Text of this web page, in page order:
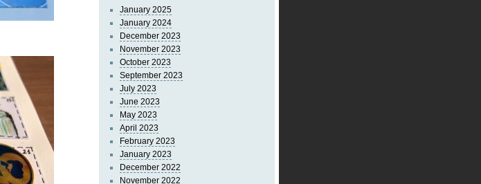
January 2025
January 2024
December 2023
November 2023
October 2023
September 2023
July 2023
June 2023
May 2023
April 2023
February 2023
January 2023
December 2022
November 2022